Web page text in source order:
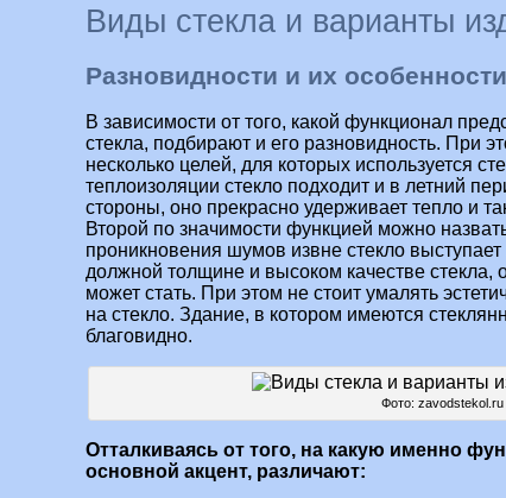
Виды стекла и варианты
Разновидности и их особенности
В зависимости от того, какой функционал
стекла, подбирают и его разновидность. При
несколько целей, для которых используется
теплоизоляции стекло подходит и в летний
стороны, оно прекрасно удерживает тепло и
Второй по значимости функцией можно
проникновения шумов извне стекло
должной толщине и высоком качестве стекла,
может стать. При этом не стоит умалять
на стекло. Здание, в котором имеются
благовидно.
Фото: zavodstekol.ru
Отталкиваясь от того, на какую именно
основной акцент, различают: